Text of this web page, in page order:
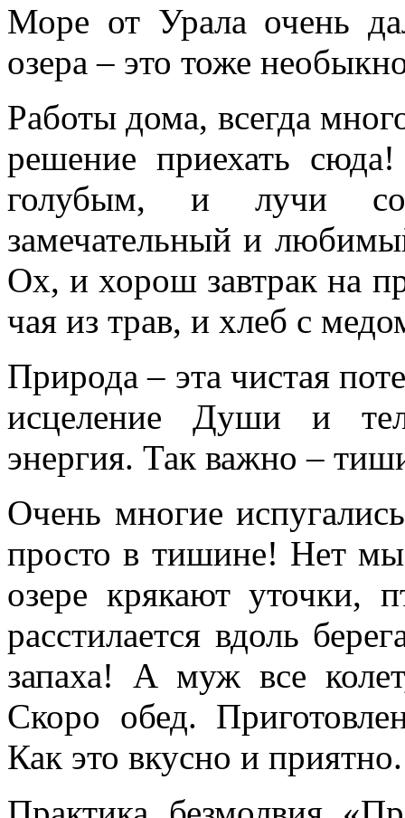
Море от Урала очень
озера – это тоже
Работы дома, всегда
решение приехать
голубым, и лучи
замечательный и
Ох, и хорош завтрак на
чая из трав, и хлеб с
Природа – эта чистая
исцеление Души и
энергия. Так важно –
Очень многие
просто в тишине! Нет
озере крякают уточки,
расстилается вдоль
запаха! А муж все
Скоро обед.
Как это вкусно и приятно.